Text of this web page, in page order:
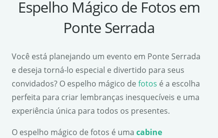
Espelho Mágico de Fotos em
Ponte Serrada
Você está planejando um evento em Ponte Serrada
e deseja torná-lo especial e divertido para seus
convidados? O espelho mágico de fotos é a escolha
perfeita para criar lembranças inesquecíveis e uma
experiência única para todos os presentes.
O espelho mágico de fotos é uma cabine